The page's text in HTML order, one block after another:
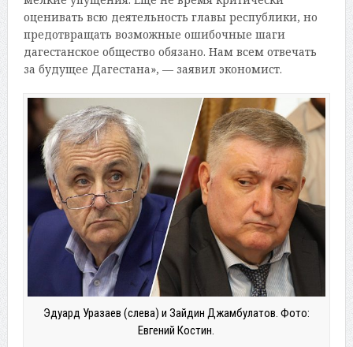
оценивать всю деятельность главы республики, но
предотвращать возможные ошибочные шаги
дагестанское общество обязано. Нам всем отвечать
за будущее Дагестана», — заявил экономист.
Эдуард Уразаев (слева) и Зайдин Джамбулатов. Фото:
Евгений Костин.